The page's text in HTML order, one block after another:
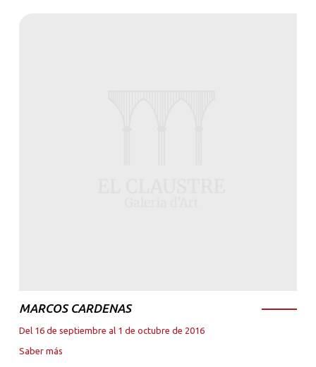
MARCOS CARDENAS
Del 16 de septiembre al 1 de octubre de 2016
Saber más